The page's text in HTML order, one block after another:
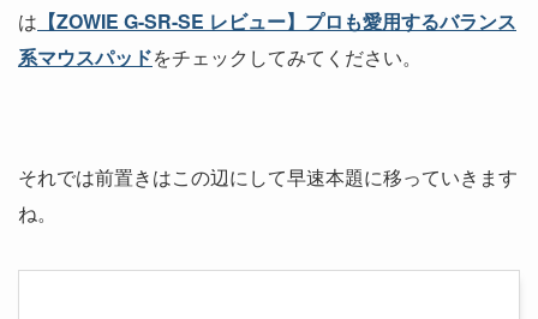
は 【ZOWIE G-SR-SE レビュー】プロも愛用するバランス
系マウスパッドをチェックしてみてください。
それでは前置きはこの辺にして早速本題に移っていきます
ね。